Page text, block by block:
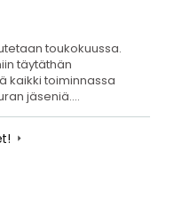
toukokuussa.
täytäthän
kaikki toiminnassa
jäseniä.…